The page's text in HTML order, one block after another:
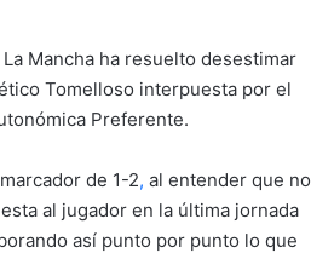
Mancha ha resuelto desestimar
Tomelloso interpuesta por el
Preferente.
de 1-2, al entender que no
al jugador en la última jornada
así punto por punto lo que